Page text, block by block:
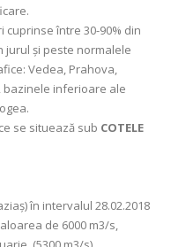
între 30-90% din
jurul și peste normalele
Vedea, Prahova,
bazinele inferioare ale
se situează sub COTELE
în intervalul 28.02.2018
de 6000 m3/s,